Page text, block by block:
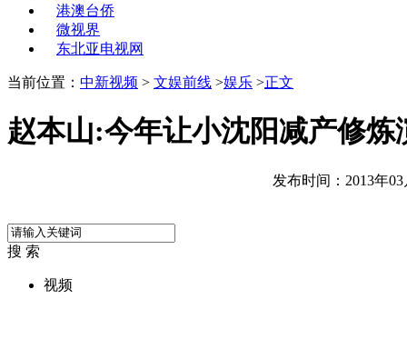
港澳台侨
微视界
东北亚电视网
当前位置： 中新视频 > 文娱前线 >娱乐 >正文
赵本山:今年让小沈阳减产修炼
发布时间：2013年03
搜 索
视频